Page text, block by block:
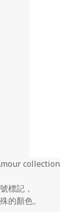
collection
標記，
的顏色。